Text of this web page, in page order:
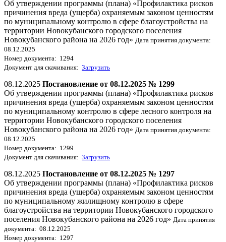
Об утверждении программы (плана) «Профилактика рисков
причинения вреда (ущерба) охраняемым законом ценностям
по муниципальному контролю в сфере благоустройства на
территории Новокубанского городского поселения
Новокубанского района на 2026 год» Дата принятия документа:
08.12.2025
Номер документа: 1294
Документ для скачивания: Загрузить
08.12.2025 Постановление от 08.12.2025 № 1299
Об утверждении программы (плана) «Профилактика рисков
причинения вреда (ущерба) охраняемым законом ценностям
по муниципальному контролю в сфере лесного контроля на
территории Новокубанского городского поселения
Новокубанского района на 2026 год» Дата принятия документа:
08.12.2025
Номер документа: 1299
Документ для скачивания: Загрузить
08.12.2025 Постановление от 08.12.2025 № 1297
Об утверждении программы (плана) «Профилактика рисков
причинения вреда (ущерба) охраняемым законом ценностям
по муниципальному жилищному контролю в сфере
благоустройства на территории Новокубанского городского
поселения Новокубанского района на 2026 год» Дата принятия
документа: 08.12.2025
Номер документа: 1297